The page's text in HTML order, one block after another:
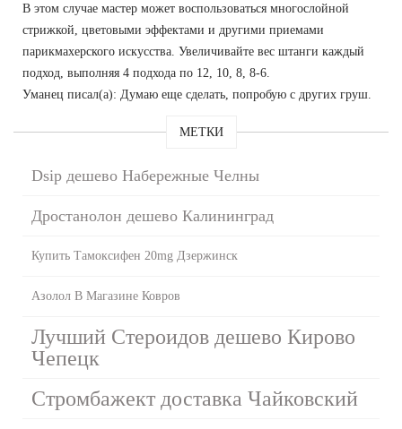
В этом случае мастер может воспользоваться многослойной
стрижкой, цветовыми эффектами и другими приемами
парикмахерского искусства. Увеличивайте вес штанги каждый
подход, выполняя 4 подхода по 12, 10, 8, 8-6.
Уманец писал(а): Думаю еще сделать, попробую с других груш.
МЕТКИ
Dsip дешево Набережные Челны
Дростанолон дешево Калининград
Купить Тамоксифен 20mg Дзержинск
Азолол В Магазине Ковров
Лучший Стероидов дешево Кирово
Чепецк
Стромбажект доставка Чайковский